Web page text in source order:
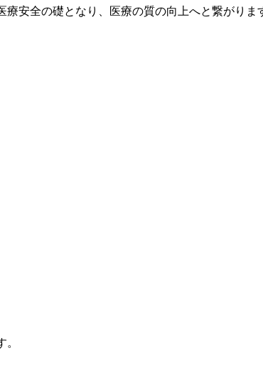
療安全の礎となり、医療の質の向上へと繋がりま
。